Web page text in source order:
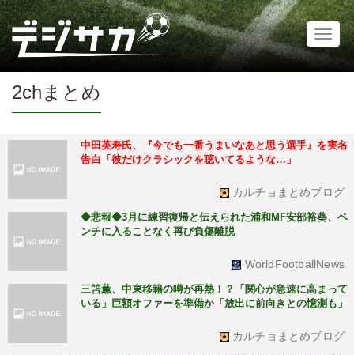
2chまとめ
中田英寿氏、『今でも一番うまいなあと思う選手』を実名
告白「彼だけクラシックを聴いてるような…」
カルチョまとめブログ
◆悲報◆3月に練習復帰と伝えられた浦和MF安部裕葵、ベ
ンチに入ることなく再び負傷離脱
WorldFootballNews
三笘薫、中東移籍の噂が再熱！？「関心が急速に高まって
いる」巨額オファーを準備か「放出に前向きとの憶測も」
カルチョまとめブログ